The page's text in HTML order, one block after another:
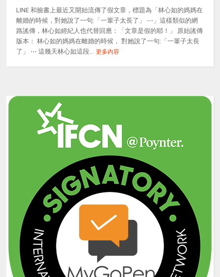
LINE 和臉書上最近又開始流傳了假文章，標題為「林心如的媽媽在
離婚的時候，對她說了一句:「一輩子太長了」 ⋯」這樣類似的網
路謠傳，林心如經紀人也代替回應：「文章是假的耶！」 原始謠傳
版本： 林心如的媽媽在離婚的時候， 對她說了一句:「一輩子太長
了」 ⋯ 這幾天林心如這段... 更多內容